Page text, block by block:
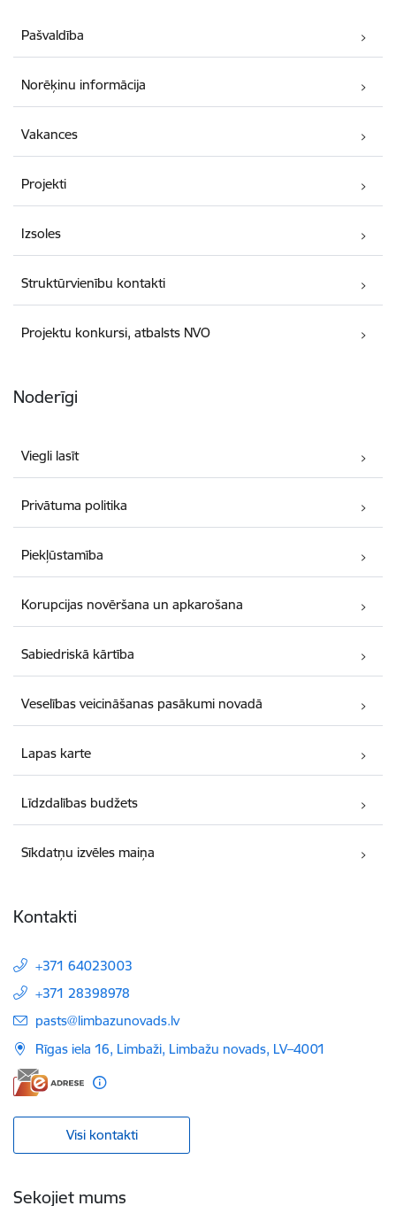
Pašvaldība
Norēķinu informācija
Vakances
Projekti
Izsoles
Struktūrvienību kontakti
Projektu konkursi, atbalsts NVO
Noderīgi
Viegli lasīt
Privātuma politika
Piekļūstamība
Korupcijas novēršana un apkarošana
Sabiedriskā kārtība
Veselības veicināšanas pasākumi novadā
Lapas karte
Līdzdalības budžets
Sīkdatņu izvēles maiņa
Kontakti
+371 64023003
+371 28398978
E-pasts:
pasts@limbazunovads.lv
Rīgas iela 16, Limbaži, Limbažu novads, LV–4001
Visi kontakti
Sekojiet mums